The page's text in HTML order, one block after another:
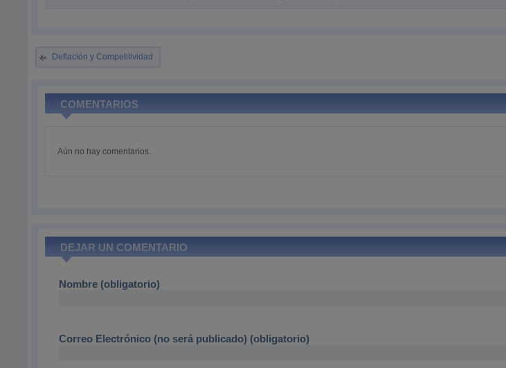
Deflación y Competitividad
COMENTARIOS
Aún no hay comentarios.
DEJAR UN COMENTARIO
Nombre (obligatorio)
Correo Electrónico (no será publicado) (obligatorio)